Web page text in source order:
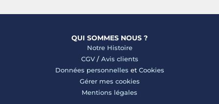
QUI SOMMES NOUS ?
Notre Histoire
CGV/ Avis clients
Données personnelles et Cookies
Gérer mes cookies
Mentions légales